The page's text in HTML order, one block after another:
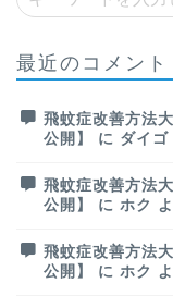
最近のコメント
飛蚊症改善方法
公開】
に ダイゴ
飛蚊症改善方法
公開】
に ホク
飛蚊症改善方法
公開】
に ホク